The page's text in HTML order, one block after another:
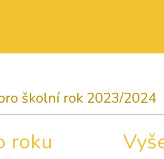
školní rok 2023/2024
roku